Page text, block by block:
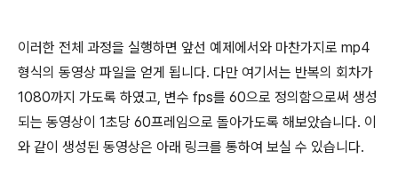
이러한 전체 과정을 실행하면 앞선 예제에서와 마찬가지로 mp4
형식의 동영상 파일을 얻게 됩니다. 다만 여기서는 반복의 회차가
1080까지 가도록 하였고, 변수 fps를 60으로 정의함으로써 생성
되는 동영상이 1초당 60프레임으로 돌아가도록 해보았습니다. 이
와 같이 생성된 동영상은 아래 링크를 통하여 보실 수 있습니다.